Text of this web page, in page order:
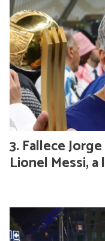
Fallece
Lionel Messi,